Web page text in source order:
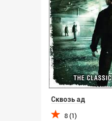
Сквозь ад
8 (1)